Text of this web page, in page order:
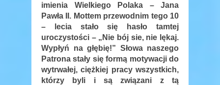
imienia Wielkiego Polaka – Jana
Pawła II. Mottem przewodnim tego 10
– lecia stało się hasło tamtej
uroczystości – „Nie bój sie, nie lękaj.
Wypłyń na głębię!” Słowa naszego
Patrona stały się formą motywacji do
wytrwałej, ciężkiej pracy wszystkich,
którzy byli i są związani z tą